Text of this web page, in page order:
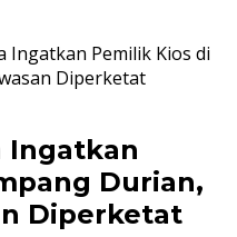
Ingatkan Pemilik Kios di
Diperketat
Ingatkan
Durian,
Diperketat